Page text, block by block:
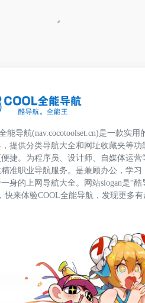
能导航(nav.cocotoolset.cn)是一款实用
提供分类导航大全和网址收藏夹等功
捷。为程序员、设计师、自媒体运营
准职业导航服务。是兼顾办公，学习
身的上网导航大全。网站slogan是“酷
快来体验COOL全能导航，发现更多有
© 2026 COOL全能导航 鄂ICP备2022015147
一键登